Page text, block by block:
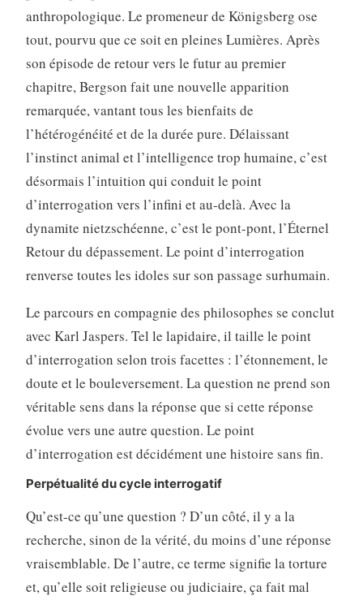
anthropologique. Le promeneur de Königsberg ose
tout, pourvu que ce soit en pleines Lumières. Après
son épisode de retour vers le futur au premier
chapitre, Bergson fait une nouvelle apparition
remarquée, vantant tous les bienfaits de
l’hétérogénéité et de la durée pure. Délaissant
l’instinct animal et l’intelligence trop humaine, c’est
désormais l’intuition qui conduit le point
d’interrogation vers l’infini et au-delà. Avec la
dynamite nietzschéenne, c’est le pont-pont, l’Éternel
Retour du dépassement. Le point d’interrogation
renverse toutes les idoles sur son passage surhumain.
Le parcours en compagnie des philosophes se conclut
avec Karl Jaspers. Tel le lapidaire, il taille le point
d’interrogation selon trois facettes : l’étonnement, le
doute et le bouleversement. La question ne prend son
véritable sens dans la réponse que si cette réponse
évolue vers une autre question. Le point
d’interrogation est décidément une histoire sans fin.
Perpétualité du cycle interrogatif
Qu’est-ce qu’une question ? D’un côté, il y a la
recherche, sinon de la vérité, du moins d’une réponse
vraisemblable. De l’autre, ce terme signifie la torture
et, qu’elle soit religieuse ou judiciaire, ça fait mal